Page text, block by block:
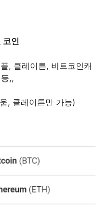
코인
, 클레이튼, 비트코인캐
,,
, 클레이튼만 가능)